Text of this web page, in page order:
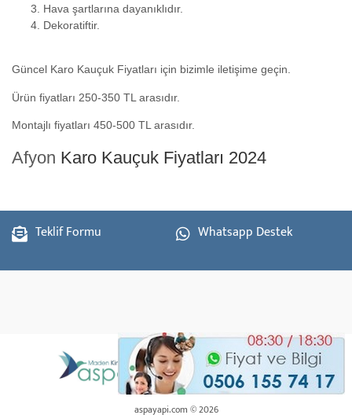
Hava şartlarına dayanıklıdır.
Dekoratiftir.
Güncel Karo Kauçuk Fiyatları için bizimle iletişime geçin.
Ürün fiyatları 250-350 TL arasıdır.
Montajlı fiyatları 450-500 TL arasıdır.
Afyon Karo Kauçuk Fiyatları 2024
Teklif Formu Whatsapp Destek
aspayapi.com © 2026